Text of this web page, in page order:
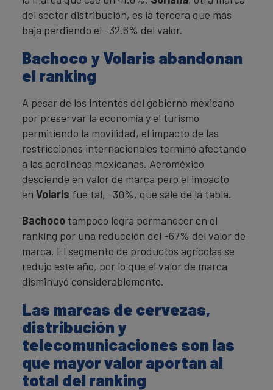
del sector distribución, es la tercera que más
baja perdiendo el -32.6% del valor.
Bachoco y Volaris abandonan
el ranking
A pesar de los intentos del gobierno mexicano
por preservar la economía y el turismo
permitiendo la movilidad, el impacto de las
restricciones internacionales terminó afectando
a las aerolíneas mexicanas. Aeroméxico
desciende en valor de marca pero el impacto
en Volaris fue tal, -30%, que sale de la tabla.
Bachoco tampoco logra permanecer en el
ranking por una reducción del -67% del valor de
marca. El segmento de productos agrícolas se
redujo este año, por lo que el valor de marca
disminuyó considerablemente.
Las marcas de cervezas,
distribución y
telecomunicaciones son las
que mayor valor aportan al
total del ranking